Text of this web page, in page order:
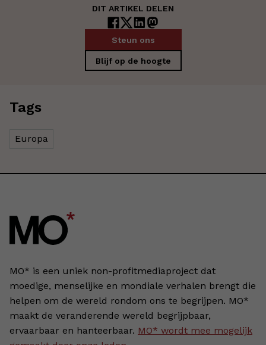
DIT ARTIKEL DELEN
Steun ons
Blijf op de hoogte
Tags
Europa
MO* is een uniek non-profitmediaproject dat
moedige, menselijke en mondiale verhalen brengt die
helpen om de wereld rondom ons te begrijpen. MO*
maakt de veranderende wereld begrijpbaar,
ervaarbaar en hanteerbaar. MO* wordt mee mogelijk